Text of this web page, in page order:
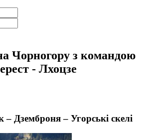
Чорногору з командою
- Лхоцзе
– Дземброня – Угорські скелі